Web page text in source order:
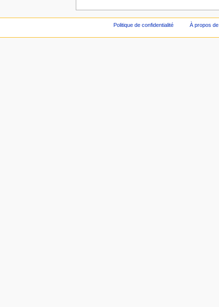
Politique de confidentialité À propos